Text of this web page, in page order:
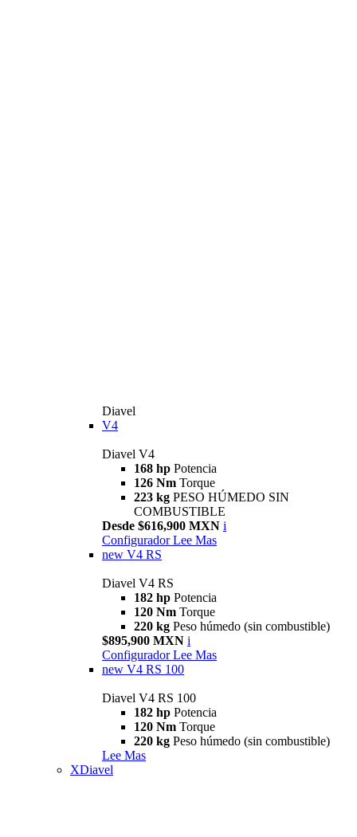
Diavel
V4
Diavel V4
168 hp Potencia
126 Nm Torque
223 kg PESO HÚMEDO SIN
COMBUSTIBLE
Desde $616,900 MXN i
Configurador Lee Mas
new V4 RS
Diavel V4 RS
182 hp Potencia
120 Nm Torque
220 kg Peso húmedo (sin combustible)
$895,900 MXN i
Configurador Lee Mas
new V4 RS 100
Diavel V4 RS 100
182 hp Potencia
120 Nm Torque
220 kg Peso húmedo (sin combustible)
Lee Mas
XDiavel